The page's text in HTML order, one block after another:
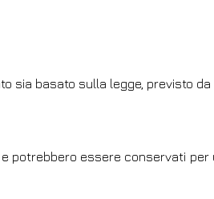
sia basato sulla legge, previsto da
potrebbero essere conservati per